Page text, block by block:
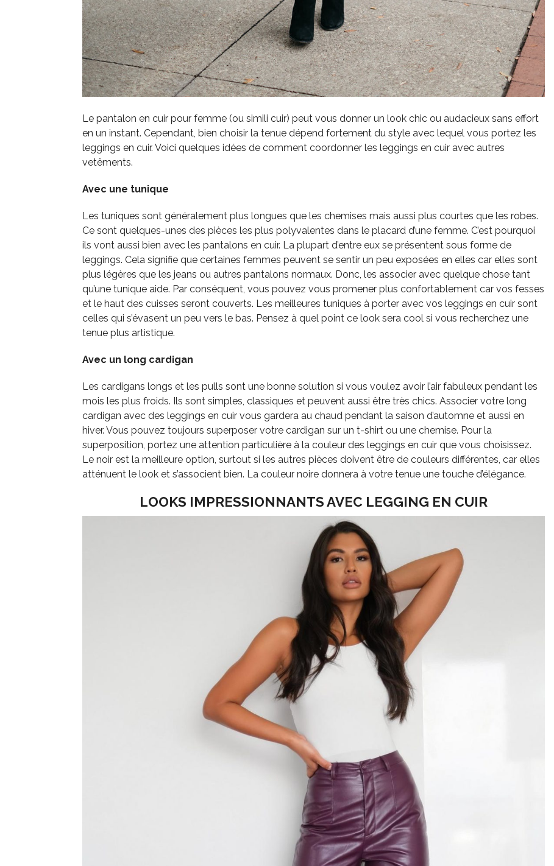
Le pantalon en cuir pour femme (ou simili cuir) peut vous donner un look chic ou audacieux sans effort
en un instant. Cependant, bien choisir la tenue dépend fortement du style avec lequel vous portez les
leggings en cuir. Voici quelques idées de comment coordonner les leggings en cuir avec autres
vetêments.
Avec une tunique
Les tuniques sont généralement plus longues que les chemises mais aussi plus courtes que les robes.
Ce sont quelques-unes des pièces les plus polyvalentes dans le placard d’une femme. C’est pourquoi
ils vont aussi bien avec les pantalons en cuir. La plupart d’entre eux se présentent sous forme de
leggings. Cela signifie que certaines femmes peuvent se sentir un peu exposées en elles car elles sont
plus légères que les jeans ou autres pantalons normaux. Donc, les associer avec quelque chose tant
qu’une tunique aide. Par conséquent, vous pouvez vous promener plus confortablement car vos fesses
et le haut des cuisses seront couverts. Les meilleures tuniques à porter avec vos leggings en cuir sont
celles qui s’évasent un peu vers le bas. Pensez à quel point ce look sera cool si vous recherchez une
tenue plus artistique.
Avec un long cardigan
Les cardigans longs et les pulls sont une bonne solution si vous voulez avoir l’air fabuleux pendant les
mois les plus froids. Ils sont simples, classiques et peuvent aussi être très chics. Associer votre long
cardigan avec des leggings en cuir vous gardera au chaud pendant la saison d’automne et aussi en
hiver. Vous pouvez toujours superposer votre cardigan sur un t-shirt ou une chemise. Pour la
superposition, portez une attention particulière à la couleur des leggings en cuir que vous choisissez.
Le noir est la meilleure option, surtout si les autres pièces doivent être de couleurs différentes, car elles
atténuent le look et s’associent bien. La couleur noire donnera à votre tenue une touche d’élégance.
LOOKS IMPRESSIONNANTS AVEC LEGGING EN CUIR